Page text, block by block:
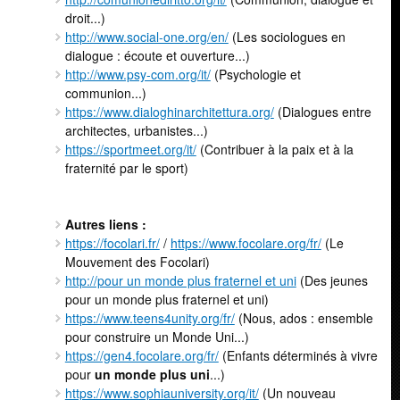
droit...)
http://www.social-one.org/en/(Les sociologues en
dialogue : écoute et ouverture...)
http://www.psy-com.org/it/(Psychologie et
communion...)
https://www.dialoghinarchitettura.org/(Dialogues entre
architectes, urbanistes...)
https://sportmeet.org/it/(Contribuer à la paix et à la
fraternité par le sport)
Autres liens :
https://focolari.fr// https://www.focolare.org/fr/(Le
Mouvement des Focolari)
http://pour un monde plus fraternel et uni(Des jeunes
pour un monde plus fraternel et uni)
https://www.teens4unity.org/fr/(Nous, ados : ensemble
pour construire un Monde Uni...)
https://gen4.focolare.org/fr/(Enfants déterminés à vivre
pour un monde plus uni...)
https://www.sophiauniversity.org/it/(Un nouveau